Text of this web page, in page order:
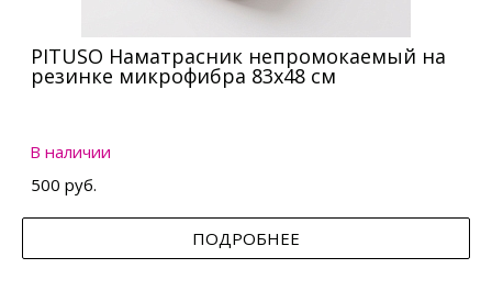
PITUSO Наматрасник непромокаемый на
резинке микрофибра 83х48 см
В наличии
500 руб.
ПОДРОБНЕЕ